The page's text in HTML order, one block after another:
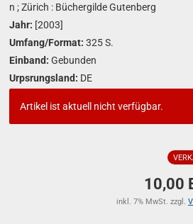
n ; Zürich : Büchergilde Gutenberg
Jahr: [2003]
Umfang/Format: 325 S.
Einband: Gebunden
Urpsrungsland: DE
Artikel ist aktuell nicht verfügbar.
10,00
inkl. 7% MwSt. zzgl.